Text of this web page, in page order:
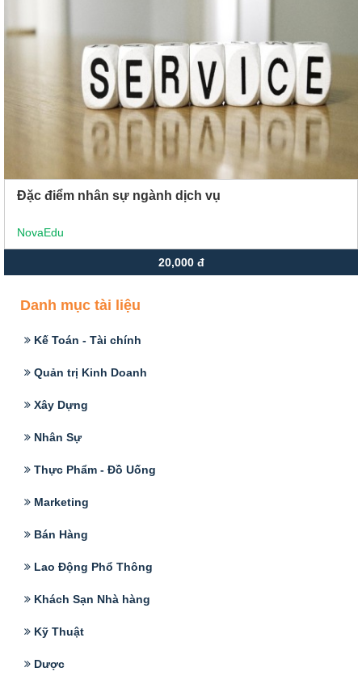
$ Nạp tiền
Đặc điểm nhân sự ngành dịch vụ
NovaEdu
20,000 đ
Danh mục tài liệu
Kế Toán - Tài chính
Quản trị Kinh Doanh
Xây Dựng
Nhân Sự
Thực Phẩm - Đồ Uống
Marketing
Bán Hàng
Lao Động Phổ Thông
Khách Sạn Nhà hàng
Kỹ Thuật
Dược